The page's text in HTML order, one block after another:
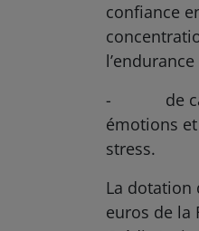
confiance
l’endurance
- de
émotions
stress.
La dotation
euros de la